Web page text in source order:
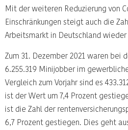
Mit der weiteren Reduzierung von
Einschränkungen steigt auch die
Arbeitsmarkt in Deutschland wieder
Zum 31. Dezember 2021 waren bei
6.255.319 Minijobber im
Vergleich zum Vorjahr sind es
ist der Wert um 7,4 Prozent
ist die Zahl der
6,7 Prozent gestiegen. Dies geht